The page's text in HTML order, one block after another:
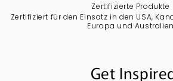
Zertifizierte Produkte
Zertifiziert für den Einsatz in den USA,
Europa und Australien
Get